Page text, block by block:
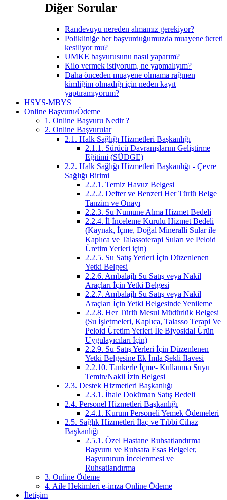
Diğer Sorular
Randevuyu nereden almamız gerekiyor?
Polikliniğe her başvurduğumuzda muayene ücreti
kesiliyor mu?
UMKE başvurusunu nasıl yaparım?
Kilo vermek istiyorum, ne yapmalıyım?
Daha önceden muayene olmama rağmen
kimliğim olmadığı için neden kayıt
yaptıramıyorum?
HSYS-MBYS
Online Başvuru/Ödeme
1. Online Başvuru Nedir ?
2. Online Başvurular
2.1. Halk Sağlığı Hizmetleri Başkanlığı
2.1.1. Sürücü Davranışlarını Geliştirme
Eğitimi (SÜDGE)
2.2. Halk Sağlığı Hizmetleri Başkanlığı - Çevre
Sağlığı Birimi
2.2.1. Temiz Havuz Belgesi
2.2.2. Defter ve Benzeri Her Türlü Belge
Tanzim ve Onayı
2.2.3. Su Numune Alma Hizmet Bedeli
2.2.4. İl İnceleme Kurulu Hizmet Bedeli
(Kaynak, İçme, Doğal Mineralli Sular ile
Kaplıca ve Talassoterapi Suları ve Peloid
Üretim Yerleri için)
2.2.5. Su Satış Yerleri İçin Düzenlenen
Yetki Belgesi
2.2.6. Ambalajlı Su Satış veya Nakil
Araçları İçin Yetki Belgesi
2.2.7. Ambalajlı Su Satış veya Nakil
Araçları İçin Yetki Belgesinde Yenileme
2.2.8. Her Türlü Mesul Müdürlük Belgesi
(Su İşletmeleri, Kaplıca, Talasso Terapi Ve
Peloid Üretim Yerleri İle Biyosidal Ürün
Uygulayıcıları İçin)
2.2.9. Su Satış Yerleri İçin Düzenlenen
Yetki Belgesine Ek İmla Şekli İlavesi
2.2.10. Tankerle İçme- Kullanma Suyu
Temin/Nakil İzin Belgesi
2.3. Destek Hizmetleri Başkanlığı
2.3.1. İhale Doküman Satış Bedeli
2.4. Personel Hizmetleri Başkanlığı
2.4.1. Kurum Personeli Yemek Ödemeleri
2.5. Sağlık Hizmetleri İlaç ve Tıbbi Cihaz
Başkanlığı
2.5.1. Özel Hastane Ruhsatlandırma
Başvuru ve Ruhsata Esas Belgeler,
Başvurunun İncelenmesi ve
Ruhsatlandırma
3. Online Ödeme
4. Aile Hekimleri e-imza Online Ödeme
İletişim